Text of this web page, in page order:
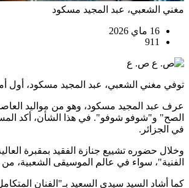
مغني الشعبي، عبد المجيد مسكود
16 ماي 2026
911
ص. ع
توفي مغني الشعبي، عبد المجيد مسكود، أول أمس، بالجزائر العاصمة، عن
الصح" و"شوفو شوفو". في هذا الشأن، أكد
في الجزائر.
وخلال حضوره تشييع جنازة الفقيد بمقبرة
الفنية"، سواء في عالم الموسيقى الشعبية، من
كما أشاد السيد سيدي السعيد بـ"الفنان